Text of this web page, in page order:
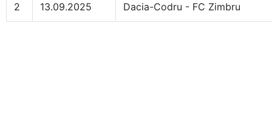
2 13.09.2025 Dacia-Codru - FC Zimbru